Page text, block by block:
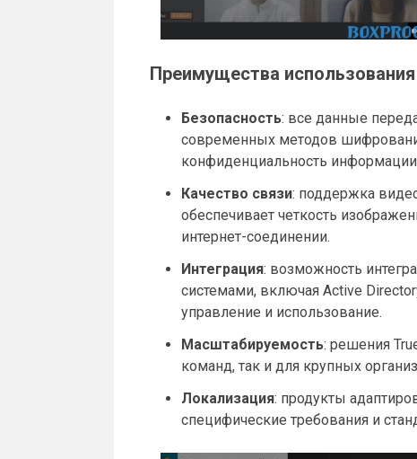
Преимущества
Безопасность: все данные
современных методов
конфиденциальность
Качество связи: поддержка
обеспечивает четкость
интернет-соединении.
Интеграция: возможность
системами, включая Active
управление и использование.
Масштабируемость: решения
команд, так и для крупных
Локализация: продукты
специфические требования и